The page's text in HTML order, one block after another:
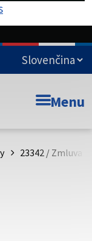
informácie iba
stránka
webového sídla.
Menu
23342 / Zmluva